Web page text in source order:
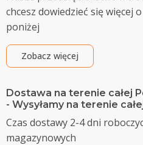
chcesz dowiedzieć się więcej
poniżej
Zobacz więcej
Dostawa na terenie całej
- Wysyłamy na terenie
Czas dostawy 2-4 dni
magazynowych